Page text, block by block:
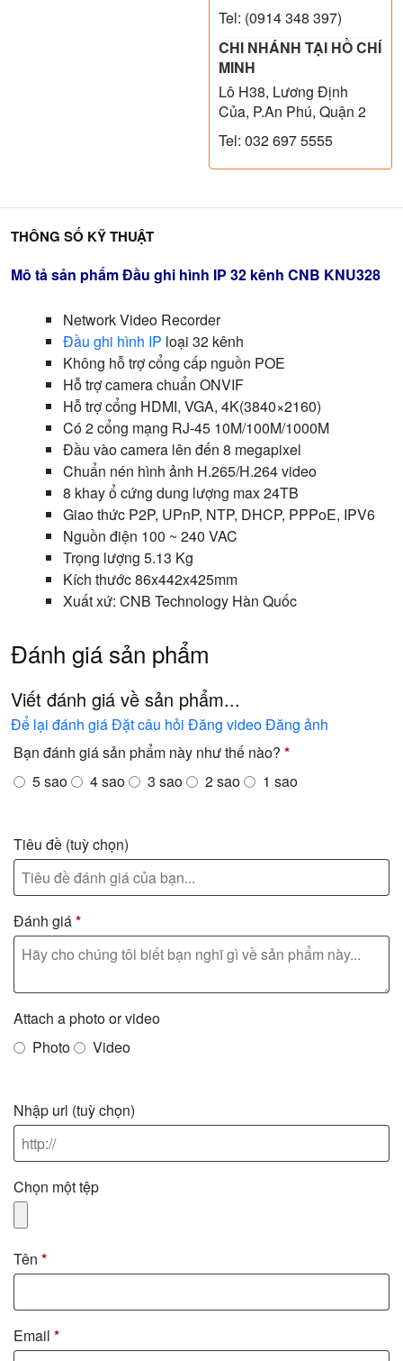
Tel: (0914 348 397)
CHI NHÁNH TẠI HỒ CHÍ
MINH
Lô H38, Lương Định
Của, P.An Phú, Quận 2
Tel: 032 697 5555
Mô tả sản phẩm Đầu ghi hình IP 32 kênh CNB KNU328
Network Video Recorder
Đầu ghi hình IP loại 32 kênh
Không hỗ trợ cổng cấp nguồn POE
Hỗ trợ camera chuẩn ONVIF
Hỗ trợ cổng HDMI, VGA, 4K(3840×2160)
Có 2 cổng mạng RJ-45 10M/100M/1000M
Đầu vào camera lên đến 8 megapixel
Chuẩn nén hình ảnh H.265/H.264 video
8 khay ổ cứng dung lượng max 24TB
Giao thức P2P, UPnP, NTP, DHCP, PPPoE, IPV6
Nguồn điện 100 ~ 240 VAC
Trọng lượng 5.13 Kg
Kích thước 86x442x425mm
Xuất xứ: CNB Technology Hàn Quốc
Đánh giá sản phẩm
Viết đánh giá về sản phẩm...
Để lại đánh giáĐặt câu hỏi Đăng videoĐăng ảnh
Bạn đánh giá sản phẩm này như thế nào? *
5 sao
4 sao 3 sao 2 sao 1 sao
Tiêu đề (tuỳ chọn)
Đánh giá*
Attach a photo or video
Photo
Video
Nhập url (tuỳ chọn)
Chọn một tệp
Tên *
Email *
THÔNG SỐ KỸ THUẬT